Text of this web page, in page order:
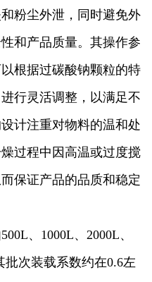
粉尘外泄，同时避免外
和产品质量。其操作参
根据过碳酸钠颗粒的特
行灵活调整，以满足不
计注重对物料的温和处
过程中因高温或过度搅
保证产品的品质和稳定
500L、 1000L、 2000L、
批次装载系数约在0.6左